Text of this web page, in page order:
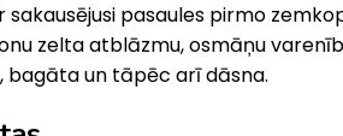
sakausējusi pasaules pirmo
zelta atblāzmu, osmāņu
bagāta un tāpēc arī dāsna.